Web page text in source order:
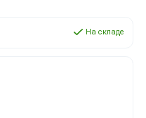
На складе